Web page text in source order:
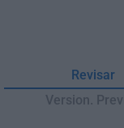
Revisar
Version.